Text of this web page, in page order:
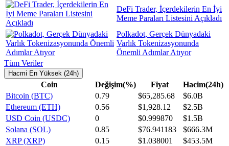
DeFi Trader, İçerdekilerin En İyi
Meme Paraları Listesini Açıkladı
Polkadot, Gerçek Dünyadaki
Varlık Tokenizasyonunda
Önemli Adımlar Atıyor
Tüm Veriler
Hacmi En Yüksek (24h)
Coin Değişim(%) Fiyat
Hacim(24h)
Bitcoin (BTC)
0.79 $65,285.68
$6.0B
Ethereum (ETH)
0.56 $1,928.12
$2.5B
USD Coin (USDC)
0 $0.999870
$1.5B
Solana (SOL)
0.85 $76.941183
$666.3M
XRP (XRP)
0.15 $1.038001
$453.5M